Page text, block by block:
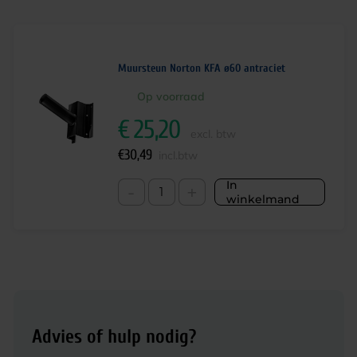
Muursteun Norton KFA ø60 antraciet
Op voorraad
In
winkelmand
€25,20
€30,49
Advies of hulp nodig?